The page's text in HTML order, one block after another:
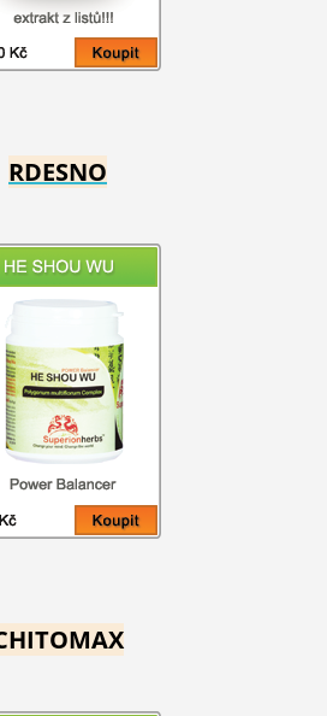
RDESNO